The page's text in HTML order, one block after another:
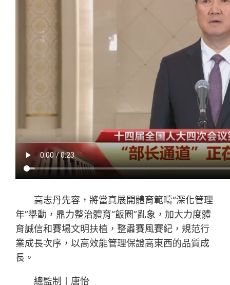
高志丹先容，將當真展開體育範疇“深化管理
年”舉動，鼎力整治體育“飯圈”亂象，加大力度體
育誠信和賽場文明扶植，整肅賽風賽紀，規范行
業成長次序，以高效能管理保證高東西的品質成
長。
總監制丨唐怡